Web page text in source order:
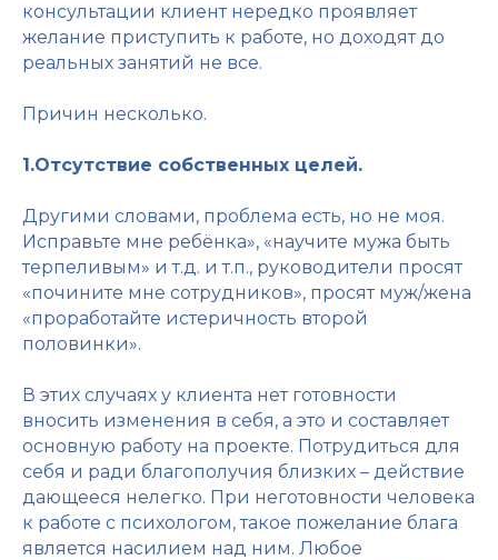
консультации клиент нередко проявляет
желание приступить к работе, но доходят до
реальных занятий не все.
Причин несколько.
1.Отсутствие собственных целей.
Другими словами, проблема есть, но не моя.
Исправьте мне ребёнка», «научите мужа быть
терпеливым» и т.д. и т.п., руководители просят
«почините мне сотрудников», просят муж/жена
«проработайте истеричность второй
половинки».
В этих случаях у клиента нет готовности
вносить изменения в себя, а это и составляет
основную работу на проекте. Потрудиться для
себя и ради благополучия близких – действие
дающееся нелегко. При неготовности человека
к работе с психологом, такое пожелание блага
является насилием над ним. Любое